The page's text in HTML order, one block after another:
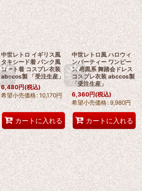
中世レトロ イギリス風
タキシード着 パンク風
コート着 コスプレ衣装
abccos製 「受注生産」
6,480円(税込)
希望小売価格: 10,170円
カートに入れる
中世レトロ風 ハロウィ
ンパーティー ワンピー
ス 暗黒系 舞踏会ドレス
コスプレ衣装 abccos製
「受注生産」
6,360円(税込)
希望小売価格: 9,980円
カートに入れる